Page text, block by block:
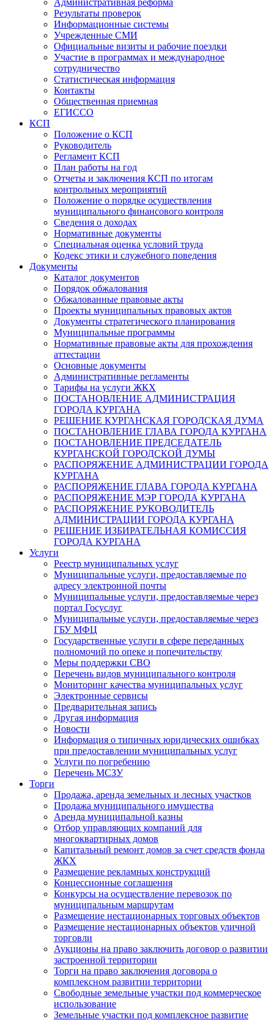
Административная реформа
Результаты проверок
Информационные системы
Учрежденные СМИ
Официальные визиты и рабочие поездки
Участие в программах и международное
сотрудничество
Статистическая информация
Контакты
Общественная приемная
ЕГИССО
КСП
Положение о КСП
Руководитель
Регламент КСП
План работы на год
Отчеты и заключения КСП по итогам
контрольных мероприятий
Положение о порядке осуществления
муниципального финансового контроля
Сведения о доходах
Нормативные документы
Специальная оценка условий труда
Кодекс этики и служебного поведения
Документы
Каталог документов
Порядок обжалования
Обжалованные правовые акты
Проекты муниципальных правовых актов
Документы стратегического планирования
Муниципальные программы
Нормативные правовые акты для прохождения
аттестации
Основные документы
Административные регламенты
Тарифы на услуги ЖКХ
ПОСТАНОВЛЕНИЕ АДМИНИСТРАЦИЯ
ГОРОДА КУРГАНА
РЕШЕНИЕ КУРГАНСКАЯ ГОРОДСКАЯ ДУМА
ПОСТАНОВЛЕНИЕ ГЛАВА ГОРОДА КУРГАНА
ПОСТАНОВЛЕНИЕ ПРЕДСЕДАТЕЛЬ
КУРГАНСКОЙ ГОРОДСКОЙ ДУМЫ
РАСПОРЯЖЕНИЕ АДМИНИСТРАЦИИ ГОРОДА
КУРГАНА
РАСПОРЯЖЕНИЕ ГЛАВА ГОРОДА КУРГАНА
РАСПОРЯЖЕНИЕ МЭР ГОРОДА КУРГАНА
РАСПОРЯЖЕНИЕ РУКОВОДИТЕЛЬ
АДМИНИСТРАЦИИ ГОРОДА КУРГАНА
РЕШЕНИЕ ИЗБИРАТЕЛЬНАЯ КОМИССИЯ
ГОРОДА КУРГАНА
Услуги
Реестр муниципальных услуг
Муниципальные услуги, предоставляемые по
адресу электронной почты
Муниципальные услуги, предоставляемые через
портал Госуслуг
Муниципальные услуги, предоставляемые через
ГБУ МФЦ
Государственные услуги в сфере переданных
полномочий по опеке и попечительству
Меры поддержки СВО
Перечень видов муниципального контроля
Мониторинг качества муниципальных услуг
Электронные сервисы
Предварительная запись
Другая информация
Новости
Информация о типичных юридических ошибках
при предоставлении муниципальных услуг
Услуги по погребению
Перечень МСЗУ
Торги
Продажа, аренда земельных и лесных участков
Продажа муниципального имущества
Аренда муниципальной казны
Отбор управляющих компаний для
многоквартирных домов
Капитальный ремонт домов за счет средств фонда
ЖКХ
Размещение рекламных конструкций
Концессионные соглашения
Конкурсы на осуществление перевозок по
муниципальным маршрутам
Размещение нестационарных торговых объектов
Размещение нестационарных объектов уличной
торговли
Аукционы на право заключить договор о развитии
застроенной территории
Торги на право заключения договора о
комплексном развитии территории
Свободные земельные участки под коммерческое
использование
Земельные участки под комплексное развитие